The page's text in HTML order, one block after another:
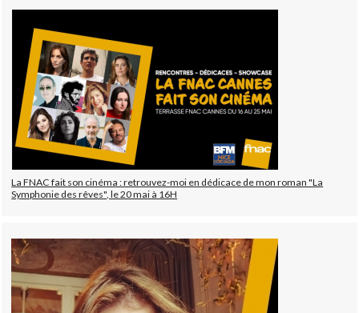
La FNAC fait son cinéma : retrouvez-moi en dédicace de mon roman "La
Symphonie des rêves", le 20 mai à 16H